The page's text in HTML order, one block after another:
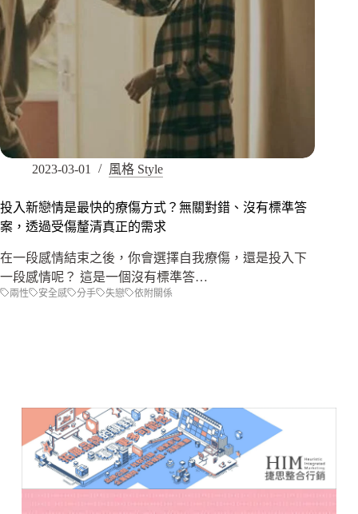
2023-03-01 風格 Style
投入新戀情是最快的療傷方式？無關對錯、沒有標準答
案，透過受傷釐清真正的需求
在一段感情結束之後，你會選擇自我療傷，還是投入下
一段感情呢？ 這是一個沒有標準答…
兩性 安全感 分手 失戀 依附關係